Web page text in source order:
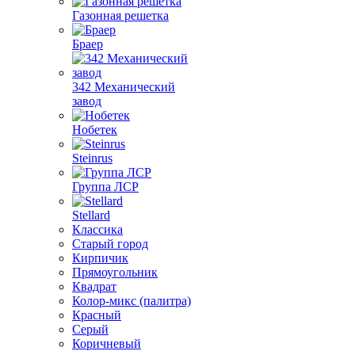
Газонная решетка
Браер
342 Механический
завод
Нобетек
Steinrus
Группа ЛСР
Stellard
Классика
Старый город
Кирпичик
Прямоугольник
Квадрат
Колор-микс (палитра)
Красный
Серый
Коричневый